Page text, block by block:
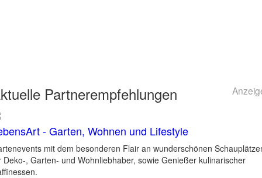
Partnerempfehlungen
- Garten, Wohnen und Lifestyle
mit dem besonderen Flair an wunderschönen
Deko-, Garten- und Wohnliebhaber, sowie Genießer kulinarischer